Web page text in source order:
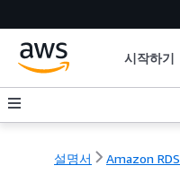
시작하기
설명서 Amazon RDS